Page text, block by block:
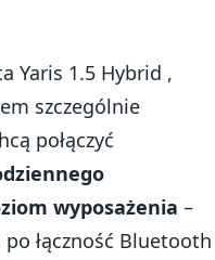
Yaris 1.5 Hybrid ,
szczególnie
połączyć
wyposażenia –
łączność Bluetooth